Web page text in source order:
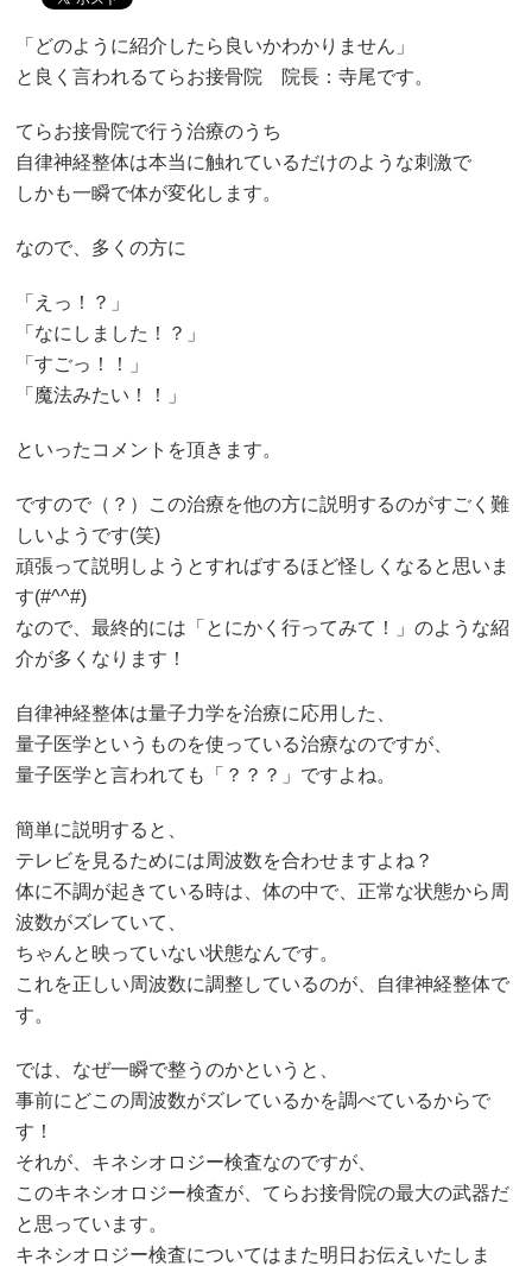
「どのように紹介したら良いかわかりません」
と良く言われるてらお接骨院 院長：寺尾です。
てらお接骨院で行う治療のうち
自律神経整体は本当に触れているだけのような刺激で
しかも一瞬で体が変化します。
なので、多くの方に
「えっ！？」
「なにしました！？」
「すごっ！！」
「魔法みたい！！」
といったコメントを頂きます。
ですので（？）この治療を他の方に説明するのがすごく難
しいようです(笑)
頑張って説明しようとすればするほど怪しくなると思いま
す(#^^#)
なので、最終的には「とにかく行ってみて！」のような紹
介が多くなります！
自律神経整体は量子力学を治療に応用した、
量子医学というものを使っている治療なのですが、
量子医学と言われても「？？？」ですよね。
簡単に説明すると、
テレビを見るためには周波数を合わせますよね？
体に不調が起きている時は、体の中で、正常な状態から周
波数がズレていて、
ちゃんと映っていない状態なんです。
これを正しい周波数に調整しているのが、自律神経整体で
す。
では、なぜ一瞬で整うのかというと、
事前にどこの周波数がズレているかを調べているからで
す！
それが、キネシオロジー検査なのですが、
このキネシオロジー検査が、てらお接骨院の最大の武器だ
と思っています。
キネシオロジー検査についてはまた明日お伝えいたしま